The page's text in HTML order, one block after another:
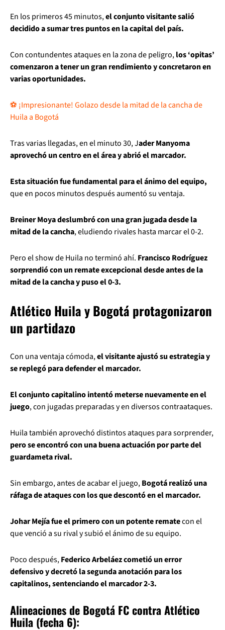
En los primeros 45 minutos,el conjunto visitante salió
decidido a sumar tres puntos en la capital del país.
Con contundentes ataques en la zona de peligro,los ‘opitas’
comenzaron a tener un gran rendimiento y concretaron en
varias oportunidades.
⚽ ¡Impresionante! Golazo desde la mitad de la cancha de
Huila a Bogotá
Tras varias llegadas, en el minuto 30, Jader Manyoma
aprovechó un centro en el área y abrió el marcador.
Esta situación fue fundamental para el ánimo del equipo,
que en pocos minutos después aumentó su ventaja.
Breiner Moya deslumbró con una gran jugada desde la
mitad de la cancha, eludiendo rivales hasta marcar el 0-2.
Pero el show de Huila no terminó ahí. Francisco Rodríguez
sorprendió con un remate excepcional desde antes de la
mitad de la cancha y puso el 0-3.
Atlético Huila y Bogotá protagonizaron
un partidazo
Con una ventaja cómoda,el visitante ajustó su estrategia y
se replegó para defender el marcador.
El conjunto capitalino intentó meterse nuevamente en el
juego, con jugadas preparadas y en diversos contraataques.
Huila también aprovechó distintos ataques para sorprender,
pero se encontró con una buena actuación por parte del
guardameta rival.
Sin embargo, antes de acabar el juego,Bogotá realizó una
ráfaga de ataques con los que descontó en el marcador.
Johar Mejía fue el primero con un potente rematecon el
que venció a su rival y subió el ánimo de su equipo.
Poco después,Federico Arbeláez cometió un error
defensivo y decretó la segunda anotación para los
capitalinos, sentenciando el marcador 2-3.
Alineaciones de Bogotá FC contra Atlético
Huila (fecha 6):